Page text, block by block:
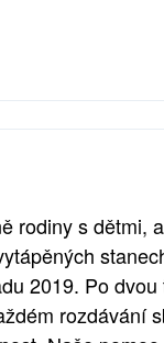
rodiny s dětmi,
2019. Po dvou
rozdávání